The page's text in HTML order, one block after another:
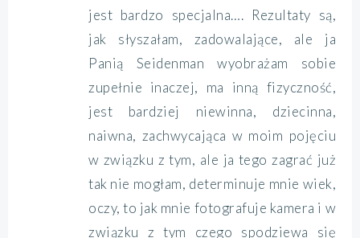
jest bardzo specjalna…. Rezultaty są,
jak słyszałam, zadowalające, ale ja
Panią Seidenman wyobrażam sobie
zupełnie inaczej, ma inną fizyczność,
jest bardziej niewinna, dziecinna,
naiwna, zachwycająca w moim pojęciu
w związku z tym, ale ja tego zagrać już
tak nie mogłam, determinuje mnie wiek,
oczy, to jak mnie fotografuje kamera i w
związku z tym czego spodziewa się